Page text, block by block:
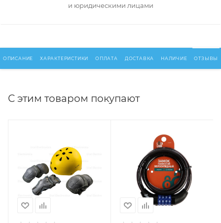
и юридическими лицами
ОПИСАНИЕ ХАРАКТЕРИСТИКИ ОПЛАТА ДОСТАВКА НАЛИЧИЕ ОТЗЫВЫ
С этим товаром покупают